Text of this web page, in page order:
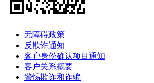
无障碍政策
反欺诈通知
客户身份确认项目通知
客户关系概要
警惕欺诈和诈骗